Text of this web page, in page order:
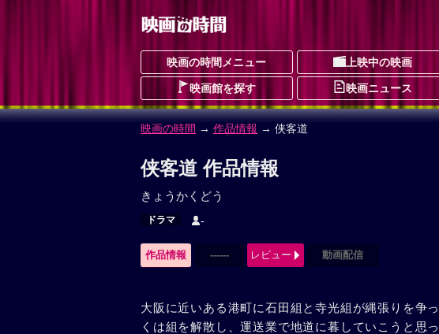
映画の時間メニュー 上映中の映画
映画館を探す 映画ニュース
映画の時間 → 作品情報 → 侠客道
侠客道 作品情報
きょうかくどう
ドラマ -
作品情報 ------ レビュー 動画配信
大阪に近いある港町に石田組と寺光組が縄張りを争
くは組を解散し、運送業で地道に暮していこうと思